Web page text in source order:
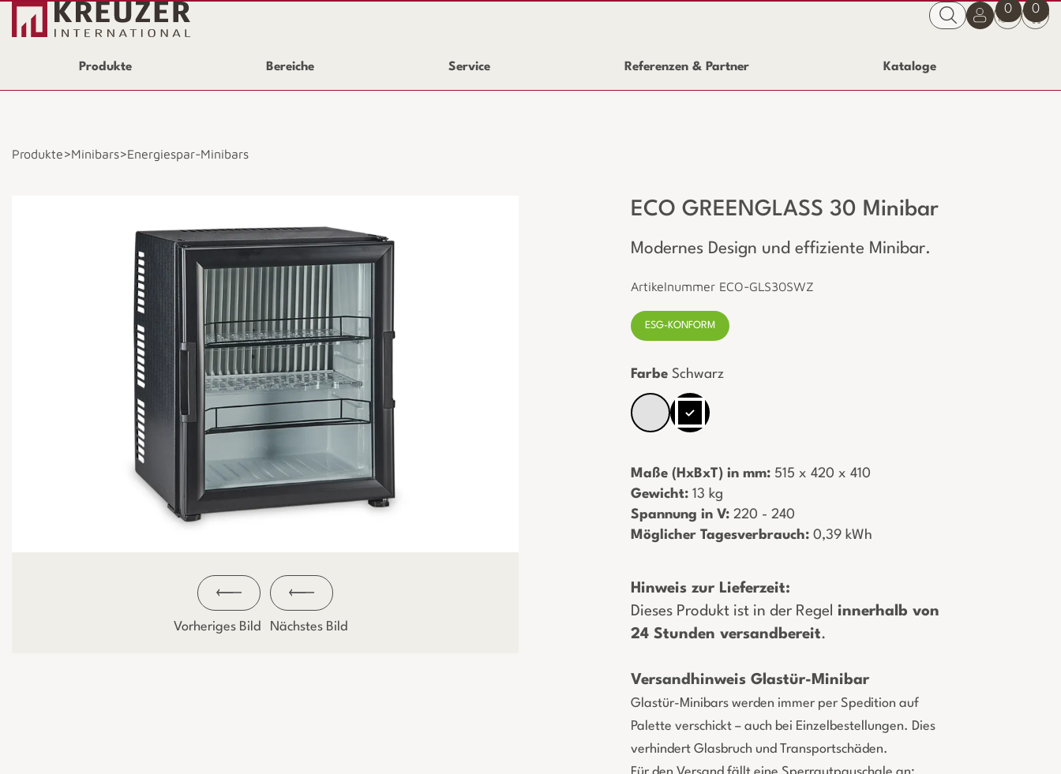
0 0
Produkte Bereiche Service Referenzen & Partner Kataloge
Produkte>Minibars>Energiespar-Minibars
Vorheriges Bild Nächstes Bild
ECO GREENGLASS 30 Minibar
Modernes Design und effiziente Minibar.
Artikelnummer ECO-GLS30SWZ
ESG-KONFORM
Farbe Schwarz
Maße (HxBxT) in mm: ­ 515 x 420 x 410
Gewicht: ­ 13 kg
Spannung in V: ­ 220 - 240
Möglicher Tagesverbrauch: ­ 0,39 kWh
Hinweis zur Lieferzeit:
Dieses Produkt ist in der Regel innerhalb von
24 Stunden versandbereit.
Versandhinweis Glastür-Minibar
Glastür-Minibars werden immer per Spedition auf
Palette verschickt – auch bei Einzelbestellungen. Dies
verhindert Glasbruch und Transportschäden.